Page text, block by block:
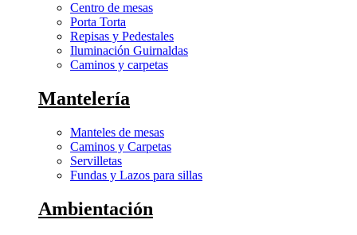
Centro de mesas
Porta Torta
Repisas y Pedestales
Iluminación Guirnaldas
Caminos y carpetas
Mantelería
Manteles de mesas
Caminos y Carpetas
Servilletas
Fundas y Lazos para sillas
Ambientación